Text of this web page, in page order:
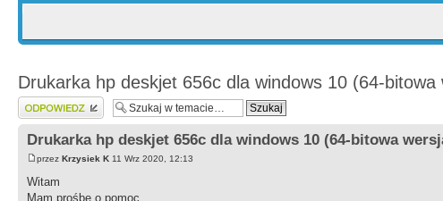
Drukarka hp deskjet 656c dla windows 10 (64-bitowa
Wyślij odpowiedź
Drukarka hp deskjet 656c dla windows 10 (64-bitowa
przez Krzysiek K 11 Wrz 2020, 12:13
Witam
Mam prośbę o pomoc.